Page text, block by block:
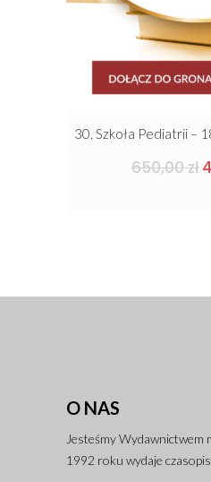
30. Szkoła Pediatrii –
650,00zł
O NAS
Jesteśmy Wydawnictwem
1992 roku wydaje